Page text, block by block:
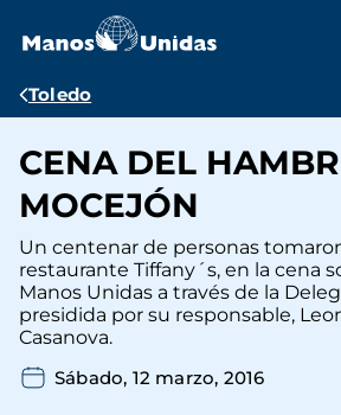
contenido
Ruta
navegación
Toledo
CENA DEL
MOCEJÓN
Un centenar de personas
restaurante Tiffany´s, en la cena
Manos Unidas a través de la
presidida por su responsable,
Casanova.
Sábado, 12 marzo, 2016